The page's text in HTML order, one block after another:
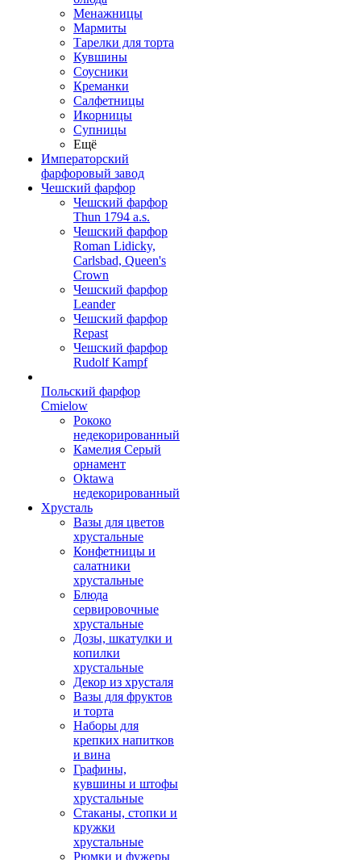
Менажницы
Мармиты
Тарелки для торта
Кувшины
Соусники
Креманки
Салфетницы
Икорницы
Супницы
Ещё
Императорский
фарфоровый завод
Чешский фарфор
Чешский фарфор
Thun 1794 a.s.
Чешский фарфор
Roman Lidicky,
Carlsbad, Queen's
Crown
Чешский фарфор
Leander
Чешский фарфор
Repast
Чешский фарфор
Rudolf Kampf
Польский фарфор
Сmielow
Рококо
недекорированный
Камелия Серый
орнамент
Oktawa
недекорированный
Хрусталь
Вазы для цветов
хрустальные
Конфетницы и
салатники
хрустальные
Блюда
сервировочные
хрустальные
Дозы, шкатулки и
копилки
хрустальные
Декор из хрусталя
Вазы для фруктов
и торта
Наборы для
крепких напитков
и вина
Графины,
кувшины и штофы
хрустальные
Стаканы, стопки и
кружки
хрустальные
Рюмки и фужеры